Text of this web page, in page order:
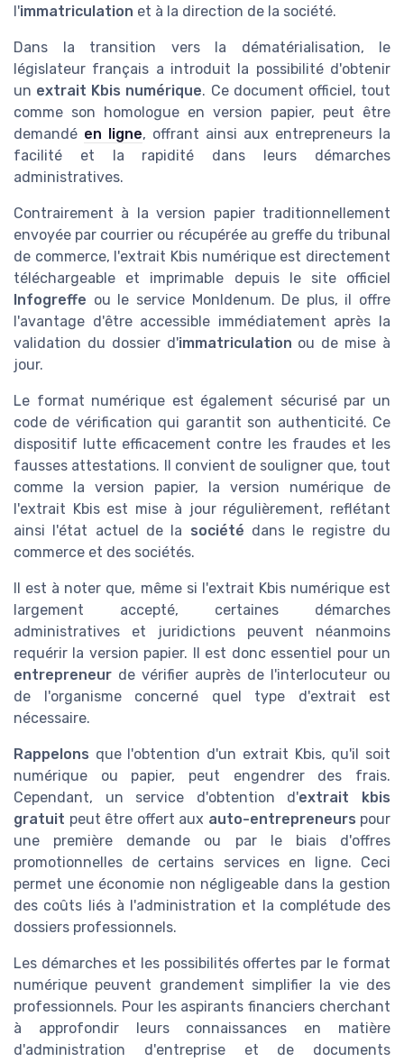
l'immatriculation et à la direction de la société.
Dans la transition vers la dématérialisation, le
législateur français a introduit la possibilité d'obtenir
un extrait Kbis numérique. Ce document officiel, tout
comme son homologue en version papier, peut être
demandé en ligne, offrant ainsi aux entrepreneurs la
facilité et la rapidité dans leurs démarches
administratives.
Contrairement à la version papier traditionnellement
envoyée par courrier ou récupérée au greffe du tribunal
de commerce, l'extrait Kbis numérique est directement
téléchargeable et imprimable depuis le site officiel
Infogreffe ou le service MonIdenum. De plus, il offre
l'avantage d'être accessible immédiatement après la
validation du dossier d'immatriculation ou de mise à
jour.
Le format numérique est également sécurisé par un
code de vérification qui garantit son authenticité. Ce
dispositif lutte efficacement contre les fraudes et les
fausses attestations. Il convient de souligner que, tout
comme la version papier, la version numérique de
l'extrait Kbis est mise à jour régulièrement, reflétant
ainsi l'état actuel de la société dans le registre du
commerce et des sociétés.
Il est à noter que, même si l'extrait Kbis numérique est
largement accepté, certaines démarches
administratives et juridictions peuvent néanmoins
requérir la version papier. Il est donc essentiel pour un
entrepreneur de vérifier auprès de l'interlocuteur ou
de l'organisme concerné quel type d'extrait est
nécessaire.
Rappelons que l'obtention d'un extrait Kbis, qu'il soit
numérique ou papier, peut engendrer des frais.
Cependant, un service d'obtention d'extrait kbis
gratuit peut être offert aux auto-entrepreneurs pour
une première demande ou par le biais d'offres
promotionnelles de certains services en ligne. Ceci
permet une économie non négligeable dans la gestion
des coûts liés à l'administration et la complétude des
dossiers professionnels.
Les démarches et les possibilités offertes par le format
numérique peuvent grandement simplifier la vie des
professionnels. Pour les aspirants financiers cherchant
à approfondir leurs connaissances en matière
d'administration d'entreprise et de documents